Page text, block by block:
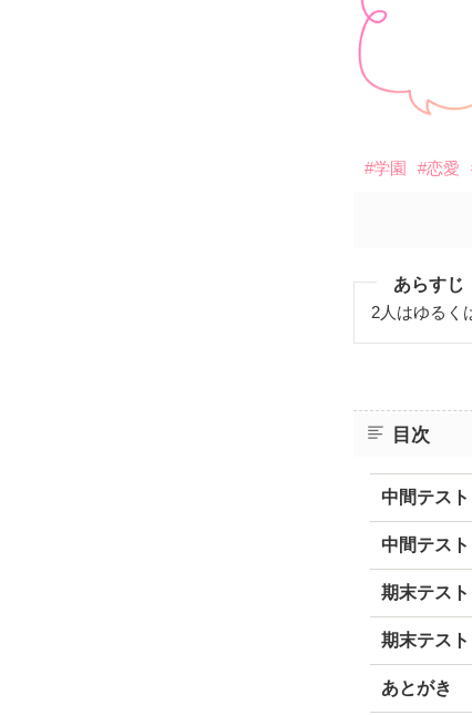
#学園 #恋愛
あらすじ
2人はゆるく
目次
中間テス
中間テスト
期末テス
期末テスト
あとがき